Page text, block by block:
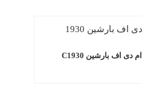
ام دی اف بارشین C1930